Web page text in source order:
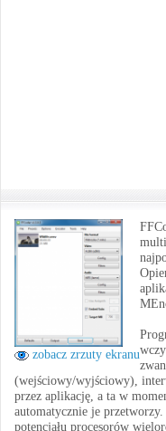
zobacz zrzuty ekranu
(wejściowy/wyjściowy),
przez aplikację, a ta w
automatycznie je
potencjału procesorów